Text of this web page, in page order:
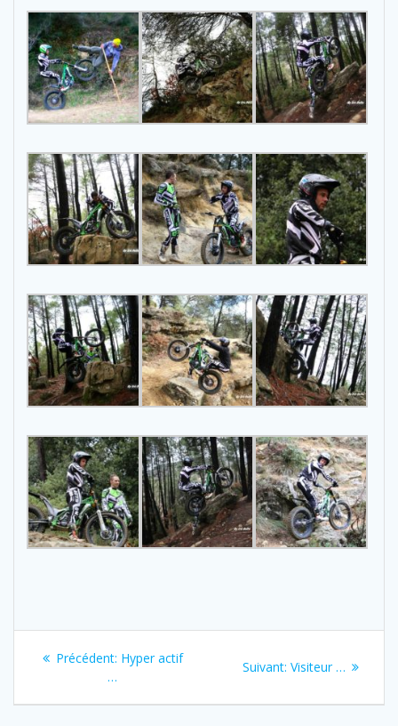
Navigation
Précédent: Previous
Hyper actif
…
Suivant: Next
Visiteur …